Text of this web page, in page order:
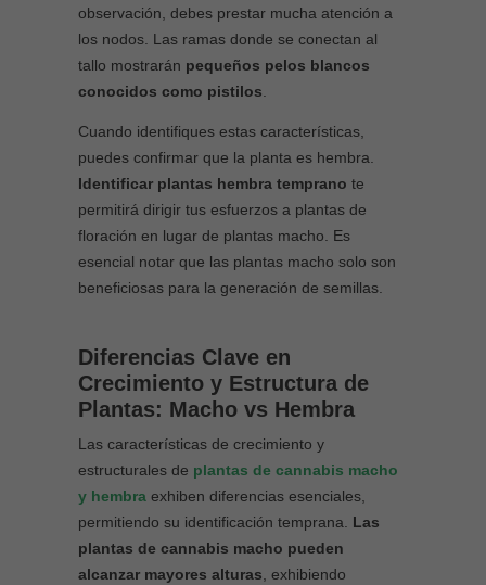
observación, debes prestar mucha atención a
los nodos. Las ramas donde se conectan al
tallo mostrarán pequeños pelos blancos
conocidos como pistilos.
Cuando identifiques estas características,
puedes confirmar que la planta es hembra.
Identificar plantas hembra temprano te
permitirá dirigir tus esfuerzos a plantas de
floración en lugar de plantas macho. Es
esencial notar que las plantas macho solo son
beneficiosas para la generación de semillas.
Diferencias Clave en
Crecimiento y Estructura de
Plantas: Macho vs Hembra
Las características de crecimiento y
estructurales de plantas de cannabis macho
y hembra exhiben diferencias esenciales,
permitiendo su identificación temprana. Las
plantas de cannabis macho pueden
alcanzar mayores alturas , exhibiendo